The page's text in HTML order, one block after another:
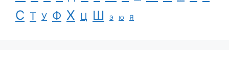
С Т У Ф Х Ц Ш Э Ю Я